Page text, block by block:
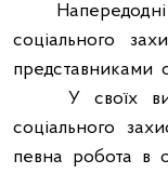
Напередодні
соціального
представниками
У
своїх
соціального
певна робота в